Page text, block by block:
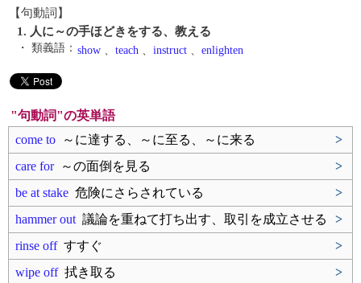
【句動詞】
1. 人に～の手ほどきをする、教える
・ 類義語： show 、 teach 、 instruct 、 enlighten
"句動詞"の英単語
come to ～に達する、～に至る、～に来る
>
care for～の面倒を見る
>
be at stake 危険にさらされている
>
hammer out 議論を重ねて打ち出す、取引を成立させる
>
rinse offすすぐ
>
wipe off拭き取る
>